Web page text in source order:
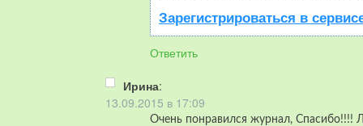
Зарегистрироваться в
Ответить
Ирина:
13.09.2015 в 17:09
Очень понравился журнал, Спасибо!!!!